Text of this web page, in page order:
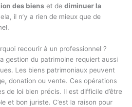
des biens et de diminuer la
il n’y a rien de mieux que de
recourir à un professionnel ?
gestion du patrimoine requiert aussi
Les biens patrimoniaux peuvent
donation ou vente. Ces opérations
de loi bien précis. Il est difficile d’être
et bon juriste. C’est la raison pour